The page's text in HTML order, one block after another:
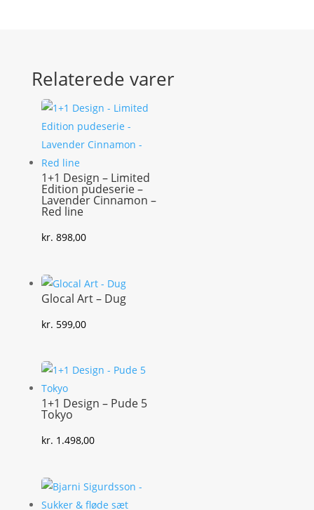
Relaterede varer
1+1 Design – Limited
Edition pudeserie –
Lavender Cinnamon –
Red line
kr. 898,00
Glocal Art – Dug
kr. 599,00
1+1 Design – Pude 5
Tokyo
kr. 1.498,00